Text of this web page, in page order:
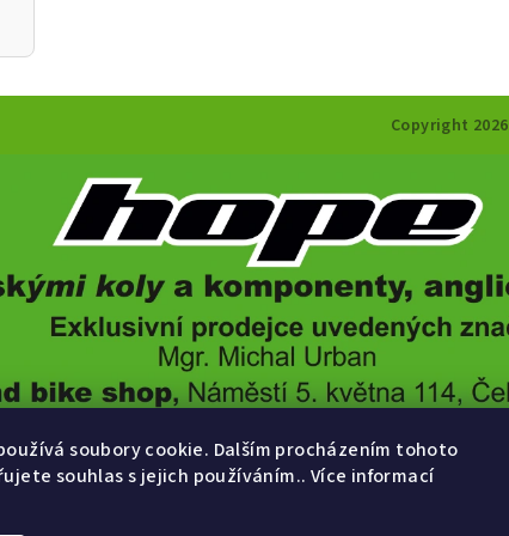
soubory cookie. Dalším procházením tohoto
souhlas s jejich používáním.. Více informací
Copyright 2026